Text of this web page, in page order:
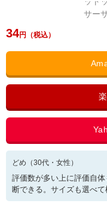
34
どめ （30代・ 女性 ）
評価数が多い上に評価自
断できる。サイズも選べ